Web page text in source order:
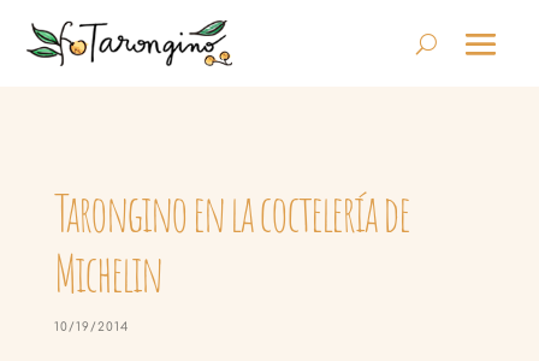
Tarongino en la coctelería de
Michelin
10/19/2014